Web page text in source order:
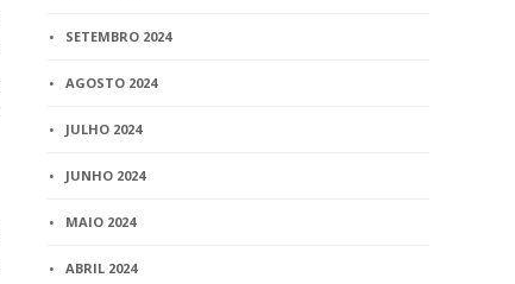
SETEMBRO 2024
AGOSTO 2024
JULHO 2024
JUNHO 2024
MAIO 2024
ABRIL 2024